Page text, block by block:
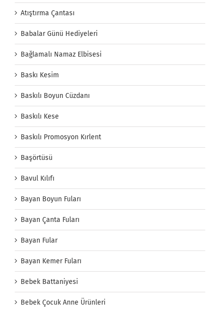
Atıştırma Çantası
Babalar Günü Hediyeleri
Bağlamalı Namaz Elbisesi
Baskı Kesim
Baskılı Boyun Cüzdanı
Baskılı Kese
Baskılı Promosyon Kırlent
Başörtüsü
Bavul Kılıfı
Bayan Boyun Fuları
Bayan Çanta Fuları
Bayan Fular
Bayan Kemer Fuları
Bebek Battaniyesi
Bebek Çocuk Anne Ürünleri